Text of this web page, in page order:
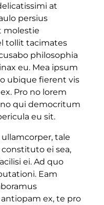
at
persius
molestie
tollit tacimates
philosophia
eu. Mea ipsum
ubique fierent vis
Pro no lorem
qui democritum
eu sit.
tale
ei sea,
ei. Ad quo
Eam
ex, te pro